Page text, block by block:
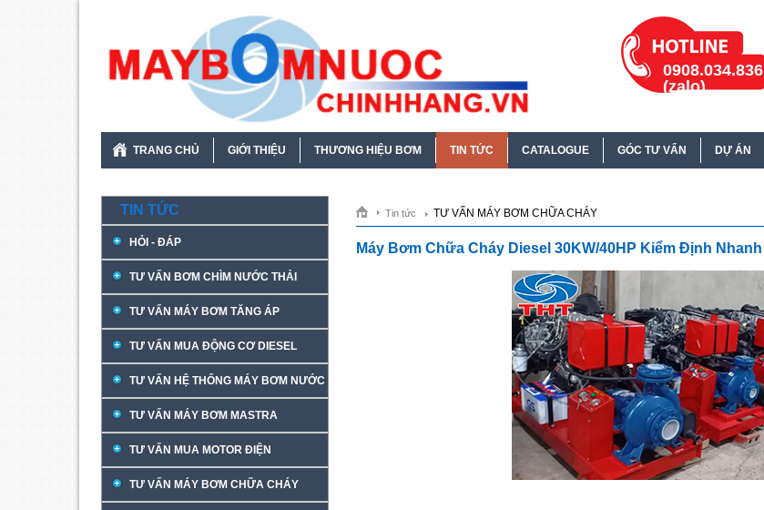
0908.034.836
(zalo)
TRANG CHỦ GIỚI THIỆU THƯƠNG HIỆU BƠM TIN TỨC CATALOGUE GÓC TƯ VẤN DỰ ÁN
TIN TỨC
HỎI - ĐÁP
TƯ VẤN BƠM CHÌM NƯỚC THẢI
TƯ VẤN MÁY BƠM TĂNG ÁP
TƯ VẤN MUA ĐỘNG CƠ DIESEL
TƯ VẤN HỆ THỐNG MÁY BƠM NƯỚC
TƯ VẤN MÁY BƠM MASTRA
TƯ VẤN MUA MOTOR ĐIỆN
TƯ VẤN MÁY BƠM CHỮA CHÁY
Tin tức TƯ VẤN MÁY BƠM CHỮA CHÁY
Máy Bơm Chữa Cháy Diesel 30KW/40HP Kiểm Định Nhanh